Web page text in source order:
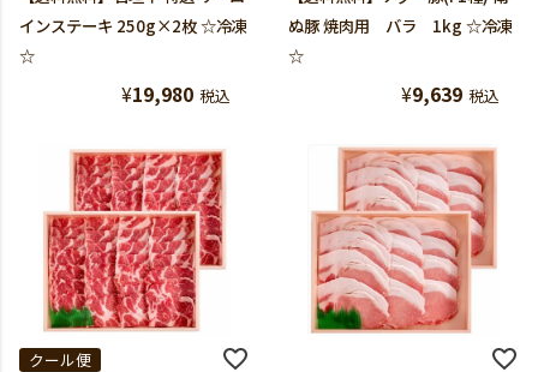
インステーキ 250g×2枚 ☆冷凍
☆
¥19,980 税込
ぬ豚 焼肉用 バラ 1kg ☆冷凍
☆
¥9,639 税込
クール便